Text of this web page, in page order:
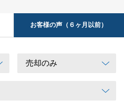
お客様の声（６ヶ月以前）